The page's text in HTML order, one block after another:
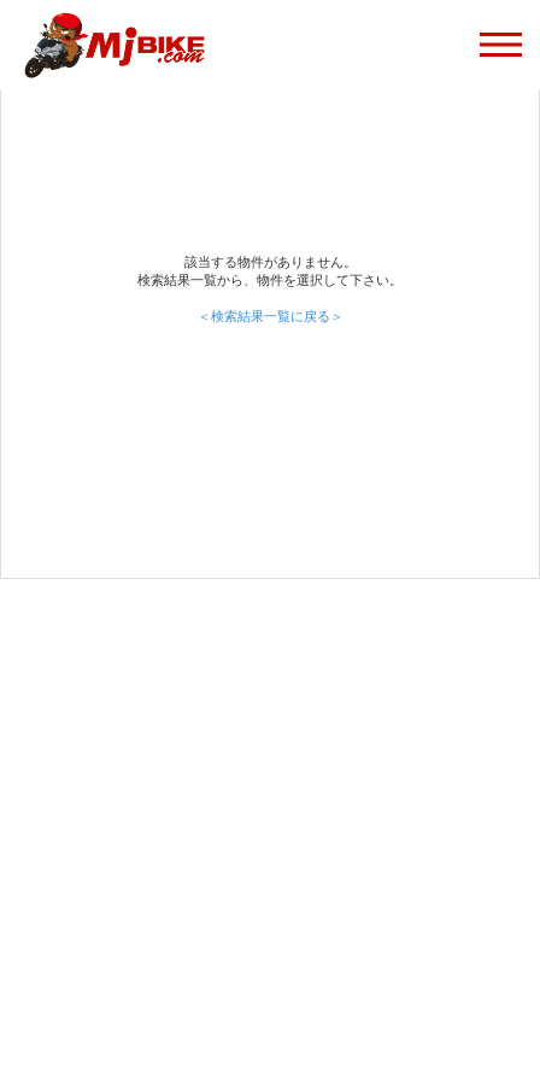
該当する物件がありません。
検索結果一覧から、物件を選択して下さい。
＜検索結果一覧に戻る＞